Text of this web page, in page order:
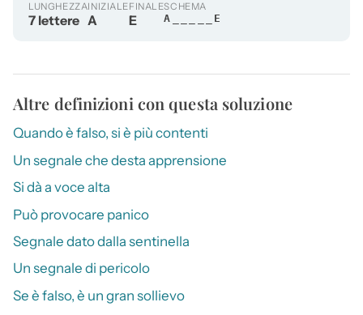
LUNGHEZZA
7 lettere
INIZIALE
A
FINALE
E
SCHEMA
A_____E
Altre definizioni con questa soluzione
Quando è falso, si è più contenti
Un segnale che desta apprensione
Si dà a voce alta
Può provocare panico
Segnale dato dalla sentinella
Un segnale di pericolo
Se è falso, è un gran sollievo